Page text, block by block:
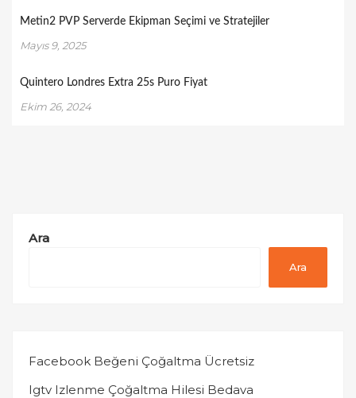
Metin2 PVP Serverde Ekipman Seçimi ve Stratejiler
Mayıs 9, 2025
Quintero Londres Extra 25s Puro Fiyat
Ekim 26, 2024
Ara
Ara
Facebook Beğeni Çoğaltma Ücretsiz
Igtv Izlenme Çoğaltma Hilesi Bedava